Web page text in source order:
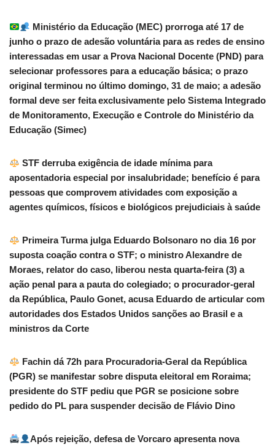
Ministério da Educação (MEC) prorroga até 17 de
junho o prazo de adesão voluntária para as redes de ensino
interessadas em usar a Prova Nacional Docente (PND) para
selecionar professores para a educação básica; o prazo
original terminou no último domingo, 31 de maio; a adesão
formal deve ser feita exclusivamente pelo Sistema Integrado
de Monitoramento, Execução e Controle do Ministério da
Educação (Simec)
STF derruba exigência de idade mínima para
aposentadoria especial por insalubridade; benefício é para
pessoas que comprovem atividades com exposição a
agentes químicos, físicos e biológicos prejudiciais à saúde
Primeira Turma julga Eduardo Bolsonaro no dia 16 por
suposta coação contra o STF; o ministro Alexandre de
Moraes, relator do caso, liberou nesta quarta-feira (3) a
ação penal para a pauta do colegiado; o procurador-geral
da República, Paulo Gonet, acusa Eduardo de articular com
autoridades dos Estados Unidos sanções ao Brasil e a
ministros da Corte
Fachin dá 72h para Procuradoria-Geral da República
(PGR) se manifestar sobre disputa eleitoral em Roraima;
presidente do STF pediu que PGR se posicione sobre
pedido do PL para suspender decisão de Flávio Dino
Após rejeição, defesa de Vorcaro apresenta nova